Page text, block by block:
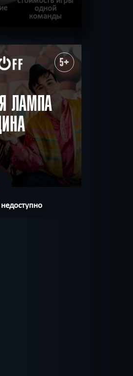
одной
команды
КВЕСТ ПРОЙДЕН 5+
ЛАМПА